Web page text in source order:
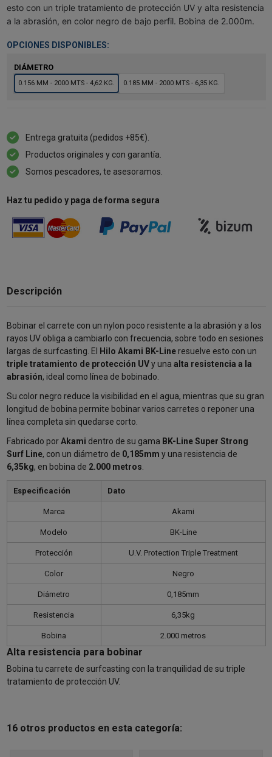
esto con un triple tratamiento de protección UV y alta resistencia
a la abrasión, en color negro de bajo perfil. Bobina de 2.000m.
OPCIONES DISPONIBLES:
DIÁMETRO
0.156 MM - 2000 MTS - 4,62 KG. 0.185 MM - 2000 MTS - 6,35 KG.
Entrega gratuita (pedidos +85€).
Productos originales y con garantía.
Somos pescadores, te asesoramos.
Haz tu pedido y paga de forma segura
Descripción
Bobinar el carrete con un nylon poco resistente a la abrasión y a los
rayos UV obliga a cambiarlo con frecuencia, sobre todo en sesiones
largas de surfcasting. El
Hilo Akami BK-Lineresuelve esto con un
triple tratamiento de protección UVy una alta resistencia a la
abrasión, ideal como línea de bobinado.
Su color negro reduce la visibilidad en el agua, mientras que su gran
longitud de bobina permite bobinar varios carretes o reponer una
línea completa sin quedarse corto.
Fabricado porAkami dentro de su gama BK-Line Super Strong
Surf Line, con un diámetro de 0,185mm y una resistencia de
6,35kg, en bobina de 2.000 metros.
Especificación Dato
Marca Akami
Modelo BK-Line
Protección U.V. Protection Triple Treatment
Color Negro
Diámetro 0,185mm
Resistencia 6,35kg
Bobina 2.000 metros
Alta resistencia para bobinar
Bobina tu carrete de surfcasting con la tranquilidad de su triple
tratamiento de protección UV.
16 otros productos en esta categoría: